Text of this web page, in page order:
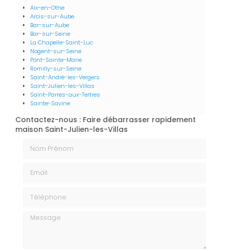
Aix-en-Othe
Arcis-sur-Aube
Bar-sur-Aube
Bar-sur-Seine
La Chapelle-Saint-Luc
Nogent-sur-Seine
Pont-Sainte-Marie
Romilly-sur-Seine
Saint-André-les-Vergers
Saint-Julien-les-Villas
Saint-Parres-aux-Tertres
Sainte-Savine
Contactez-nous : Faire débarrasser rapidement
maison Saint-Julien-les-Villas
Message